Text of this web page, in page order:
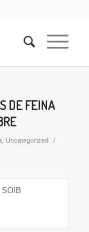
DE FEINA
, Uncategorized /
SOIB